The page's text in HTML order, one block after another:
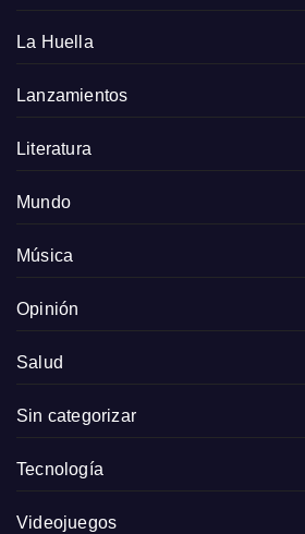
La Huella
Lanzamientos
Literatura
Mundo
Música
Opinión
Salud
Sin categorizar
Tecnología
Videojuegos